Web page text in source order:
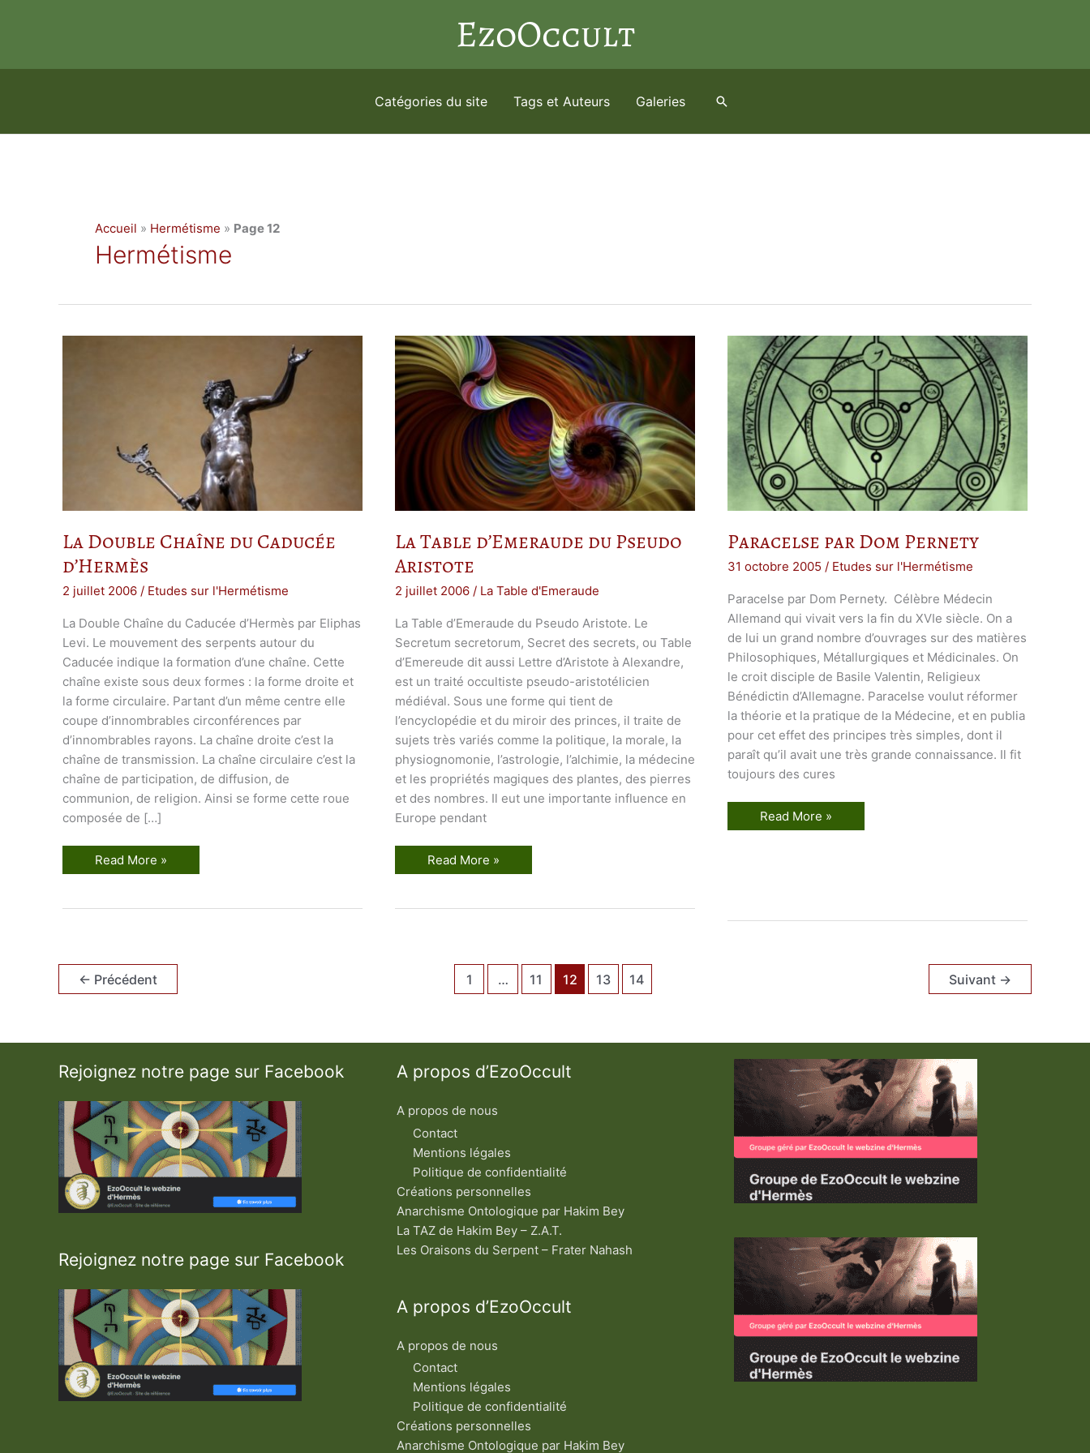
EzoOccult
Catégories du site Tags et Auteurs Galeries
R
c
Accueil » Hermétisme » Page 12
Hermétisme
La Double Chaîne du Caducée
d’Hermès
2 juillet 2006 / Etudes sur l'Hermétisme
La Double Chaîne du Caducée d’Hermès par Eliphas
Levi. Le mouvement des serpents autour du
Caducée indique la formation d’une chaîne. Cette
chaîne existe sous deux formes : la forme droite et
la forme circulaire. Partant d’un même centre elle
coupe d’innombrables circonférences par
d’innombrables rayons. La chaîne droite c’est la
chaîne de transmission. La chaîne circulaire c’est la
chaîne de participation, de diffusion, de
communion, de religion. Ainsi se forme cette roue
composée de […]
L
a
u
h
a
î
u
a
d
c
é
d
’
H
e
r
m
è
Read More »
La Table d’Emeraude du Pseudo
Aristote
2 juillet 2006 / La Table d'Emeraude
La Table d’Emeraude du Pseudo Aristote. Le
Secretum secretorum, Secret des secrets, ou Table
d’Emereude dit aussi Lettre d’Aristote à Alexandre,
est un traité occultiste pseudo-aristotélicien
médiéval. Sous une forme qui tient de
l’encyclopédie et du miroir des princes, il traite de
sujets très variés comme la politique, la morale, la
physiognomonie, l’astrologie, l’alchimie, la médecine
et les propriétés magiques des plantes, des pierres
et des nombres. Il eut une importante influence en
Europe pendant
L
a
b
d
d
u
e
u
d
o
A
r
i
s
t
o
t
e
Read More »
Paracelse par Dom Pernety
31 octobre 2005 / Etudes sur l'Hermétisme
Paracelse par Dom Pernety. Célèbre Médecin
Allemand qui vivait vers la fin du XVIe siècle. On a
de lui un grand nombre d’ouvrages sur des matières
Philosophiques, Métallurgiques et Médicinales. On
le croit disciple de Basile Valentin, Religieux
Bénédictin d’Allemagne. Paracelse voulut réformer
la théorie et la pratique de la Médecine, et en publia
pour cet effet des principes très simples, dont il
paraît qu’il avait une très grande connaissance. Il fit
toujours des cures
P
a
p
e
t
y
Read More »
← Précédent 1 … 11 12 13 14 Suivant →
Rejoignez notre page sur Facebook
Rejoignez notre page sur Facebook
A propos d’EzoOccult
A propos de nous
Contact
Mentions légales
Politique de confidentialité
Créations personnelles
Anarchisme Ontologique par Hakim Bey
La TAZ de Hakim Bey – Z.A.T.
Les Oraisons du Serpent – Frater Nahash
A propos d’EzoOccult
A propos de nous
Contact
Mentions légales
Politique de confidentialité
Créations personnelles
Anarchisme Ontologique par Hakim Bey